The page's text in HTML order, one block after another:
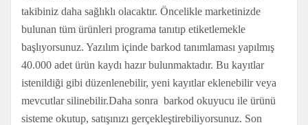
takibiniz daha sağlıklı olacaktır. Öncelikle marketinizde
bulunan tüm ürünleri programa tanıtıp etiketlemekle
başlıyorsunuz. Yazılım içinde barkod tanımlaması yapılmış
40.000 adet ürün kaydı hazır bulunmaktadır. Bu kayıtlar
istenildiği gibi düzenlenebilir, yeni kayıtlar eklenebilir veya
mevcutlar silinebilir.Daha sonra barkod okuyucu ile ürünü
sisteme okutup, satışınızı gerçekleştirebiliyorsunuz. Son